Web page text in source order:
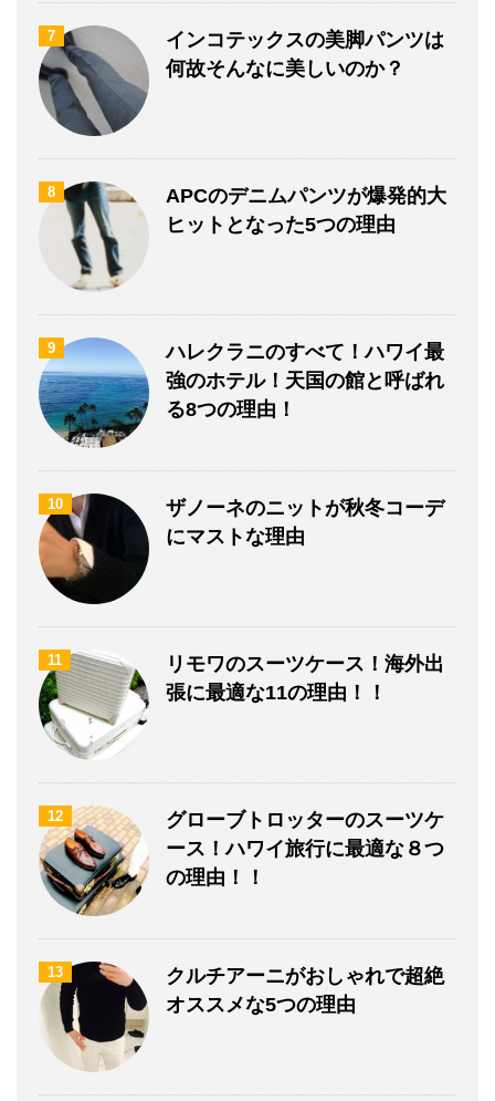
7
インコテックスの美脚パンツは
何故そんなに美しいのか？
8
APCのデニムパンツが爆発的大
ヒットとなった5つの理由
9
ハレクラニのすべて！ハワイ最
強のホテル！天国の館と呼ばれ
る8つの理由！
10
ザノーネのニットが秋冬コーデ
にマストな理由
11
リモワのスーツケース！海外出
張に最適な11の理由！！
12
グローブトロッターのスーツケ
ース！ハワイ旅行に最適な８つ
の理由！！
13
クルチアーニがおしゃれで超絶
オススメな5つの理由